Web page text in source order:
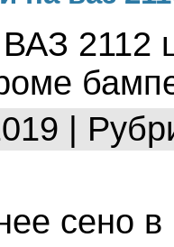
2112
|
сено в